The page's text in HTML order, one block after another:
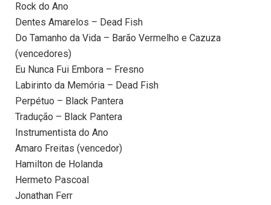
Rock do Ano
Dentes Amarelos – Dead Fish
Do Tamanho da Vida – Barão Vermelho e Cazuza
(vencedores)
Eu Nunca Fui Embora – Fresno
Labirinto da Memória – Dead Fish
Perpétuo – Black Pantera
Tradução – Black Pantera
Instrumentista do Ano
Amaro Freitas (vencedor)
Hamilton de Holanda
Hermeto Pascoal
Jonathan Ferr